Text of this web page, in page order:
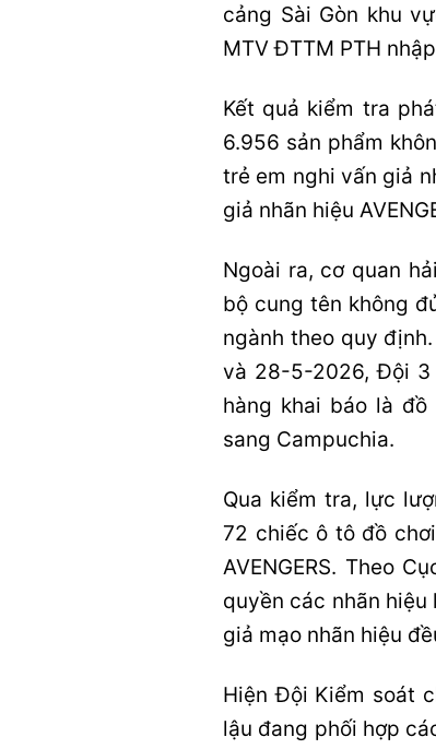
cảng Sài Gòn khu
MTV ĐTTM PTH
Kết quả kiểm tra
6.956 sản phẩm
trẻ em nghi vấn giả
giả nhãn hiệu
Ngoài ra, cơ quan
bộ cung tên không
ngành theo quy
và 28-5-2026, Đội 3
hàng khai báo là
sang Campuchia.
Qua kiểm tra, lực
72 chiếc ô tô đồ
AVENGERS. Theo
quyền các nhãn
giả mạo nhãn hiệu
Hiện Đội Kiểm soát
lậu đang phối hợp